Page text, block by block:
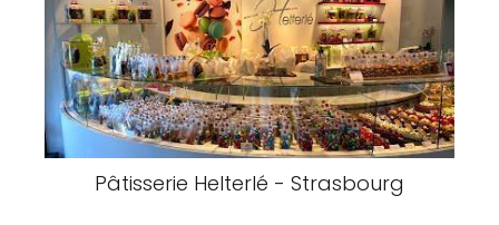
Pâtisserie Helterlé - Strasbourg